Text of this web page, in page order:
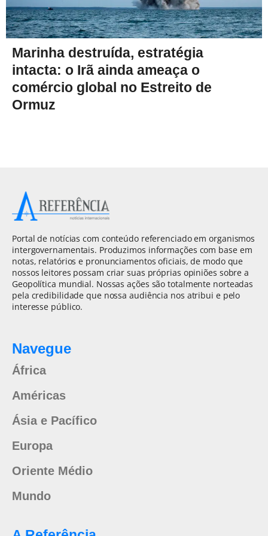
Marinha destruída, estratégia
intacta: o Irã ainda ameaça o
comércio global no Estreito de
Ormuz
Portal de notícias com conteúdo referenciado em organismos
intergovernamentais. Produzimos informações com base em
notas, relatórios e pronunciamentos oficiais, de modo que
nossos leitores possam criar suas próprias opiniões sobre a
Geopolítica mundial. Nossas ações são totalmente norteadas
pela credibilidade que nossa audiência nos atribui e pelo
interesse público.
Navegue
África
Américas
Ásia e Pacífico
Europa
Oriente Médio
Mundo